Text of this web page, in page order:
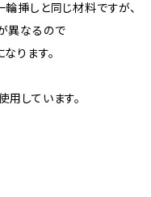
挿しと同じ材料ですが、
異なるので
ります。
しています。